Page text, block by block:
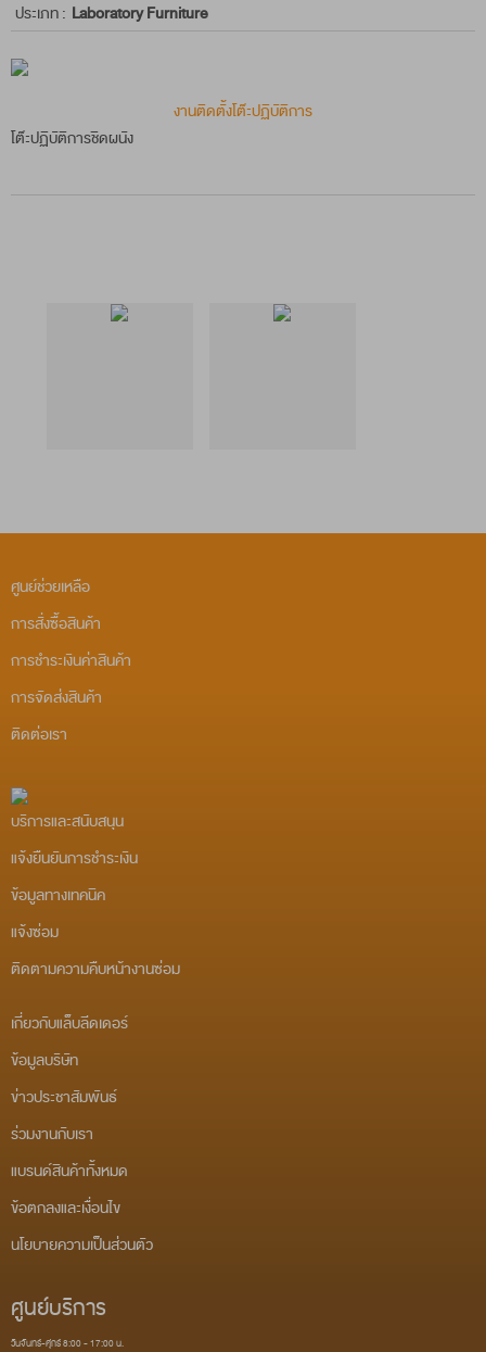
ประเภท : Laboratory Furniture
งานติดตั้งโต๊ะปฏิบัติการ
โต๊ะปฏิบัติการชิดผนัง
ศูนย์ช่วยเหลือ
การสั่งซื้อสินค้า
การชำระเงินค่าสินค้า
การจัดส่งสินค้า
ติดต่อเรา
บริการและสนับสนุน
แจ้งยืนยันการชำระเงิน
ข้อมูลทางเทคนิค
แจ้งซ่อม
ติดตามความคืบหน้างานซ่อม
เกี่ยวกับแล็บลีดเดอร์
ข้อมูลบริษัท
ข่าวประชาสัมพันธ์
ร่วมงานกับเรา
แบรนด์สินค้าทั้งหมด
ข้อตกลงและเงื่อนไข
นโยบายความเป็นส่วนตัว
ศูนย์บริการ
วันจันทร์-ศุกร์ 8:00 - 17:00 น.